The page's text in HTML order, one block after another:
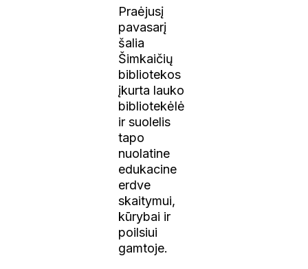
Praėjusį
pavasarį
šalia
Šimkaičių
bibliotekos
įkurta lauko
bibliotekėlė
ir suolelis
tapo
nuolatine
edukacine
erdve
skaitymui,
kūrybai ir
poilsiui
gamtoje.